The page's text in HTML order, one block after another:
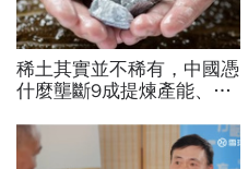
稀土其實並不稀有，中國憑
什麼壟斷9成提煉產能、掐
美中角力下，台灣最該擔心
的事